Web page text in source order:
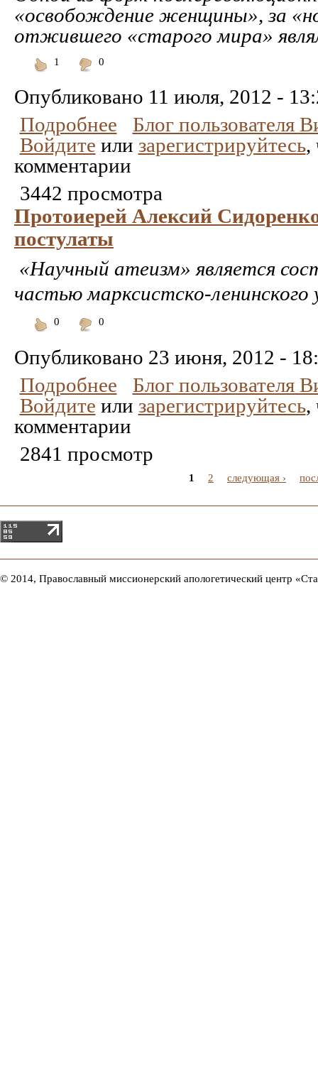
«освобождение женщины», за
отжившего «старого мира»
1
0
Опубликовано 11 июля, 2012 -
Подробнее
Блог пользователя
Войдите или зарегистрируйтесь,
комментарии
3442 просмотра
Протоиерей Алексий
постулаты
«Научный атеизм» является
частью марксистско-ленинского
0
0
Опубликовано 23 июня, 2012 -
Подробнее
Блог пользователя
Войдите или зарегистрируйтесь,
комментарии
2841 просмотр
1 2 следующая ›
© 2014, Православный миссионерский апологетический центр